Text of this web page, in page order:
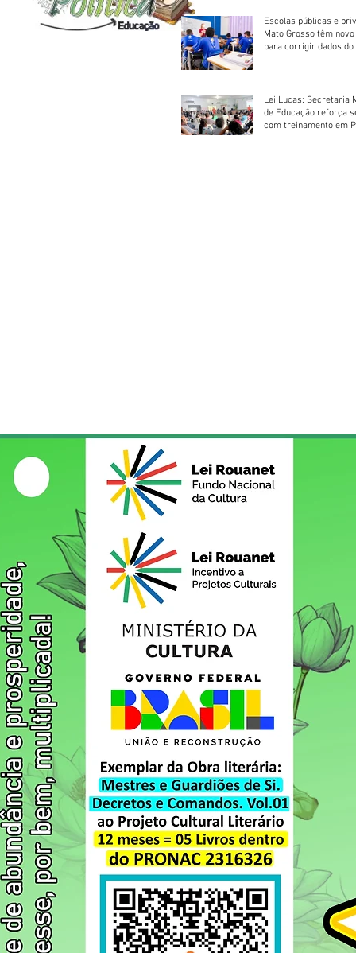
Escolas públicas e
Mato Grosso têm
para corrigir dados do
Lei Lucas: Secretaria
de Educação reforça
com treinamento em